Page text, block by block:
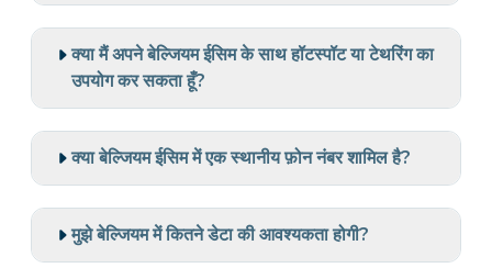
क्या मैं अपने बेल्जियम ईसिम के साथ हॉटस्पॉट या टेथरिंग का
उपयोग कर सकता हूँ?
क्या बेल्जियम ईसिम में एक स्थानीय फ़ोन नंबर शामिल है?
मुझे बेल्जियम में कितने डेटा की आवश्यकता होगी?